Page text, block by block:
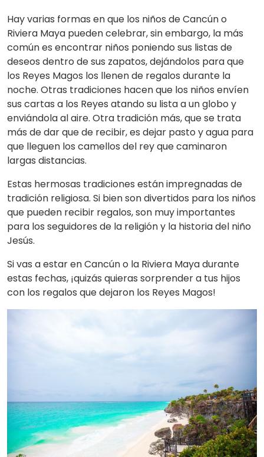
Hay varias formas en que los niños de Cancún o
Riviera Maya pueden celebrar, sin embargo, la más
común es encontrar niños poniendo sus listas de
deseos dentro de sus zapatos, dejándolos para que
los Reyes Magos los llenen de regalos durante la
noche. Otras tradiciones hacen que los niños envíen
sus cartas a los Reyes atando su lista a un globo y
enviándola al aire. Otra tradición más, que se trata
más de dar que de recibir, es dejar pasto y agua para
que lleguen los camellos del rey que caminaron
largas distancias.
Estas hermosas tradiciones están impregnadas de
tradición religiosa. Si bien son divertidos para los niños
que pueden recibir regalos, son muy importantes
para los seguidores de la religión y la historia del niño
Jesús.
Si vas a estar en Cancún o la Riviera Maya durante
estas fechas, ¡quizás quieras sorprender a tus hijos
con los regalos que dejaron los Reyes Magos!